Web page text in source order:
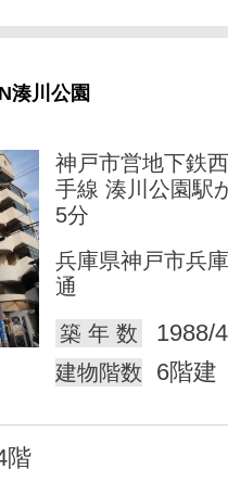
湊川公園
神戸市営地下鉄
手線 湊川公園駅
5分
兵庫県神戸市兵
通
築 年 数
1988/
建物階数 6階建
階